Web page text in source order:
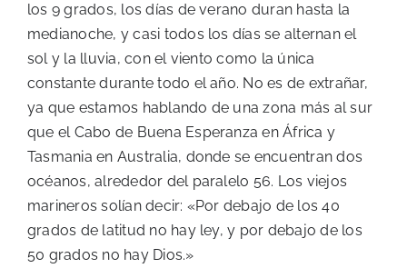
los 9 grados, los días de verano duran hasta la
medianoche, y casi todos los días se alternan el
sol y la lluvia, con el viento como la única
constante durante todo el año. No es de extrañar,
ya que estamos hablando de una zona más al sur
que el Cabo de Buena Esperanza en África y
Tasmania en Australia, donde se encuentran dos
océanos, alrededor del paralelo 56. Los viejos
marineros solían decir: «Por debajo de los 40
grados de latitud no hay ley, y por debajo de los
50 grados no hay Dios.»